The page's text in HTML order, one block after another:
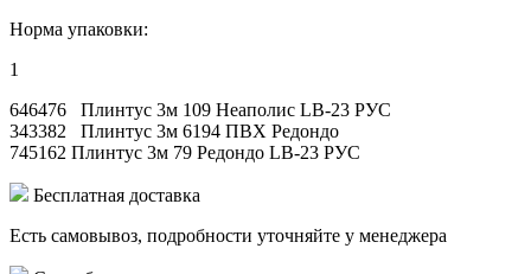
Норма упаковки:
1
646476 Плинтус 3м 109 Неаполис LB-23 РУС
343382 Плинтус 3м 6194 ПВХ Редондо
745162 Плинтус 3м 79 Редондо LB-23 РУС
Бесплатная доставка
Есть самовывоз, подробности уточняйте у менеджера